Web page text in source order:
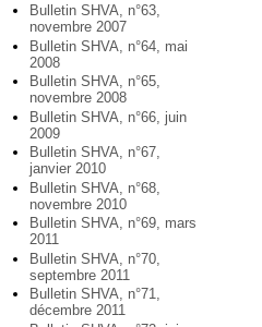
Bulletin SHVA, n°63,
novembre 2007
Bulletin SHVA, n°64, mai
2008
Bulletin SHVA, n°65,
novembre 2008
Bulletin SHVA, n°66, juin
2009
Bulletin SHVA, n°67,
janvier 2010
Bulletin SHVA, n°68,
novembre 2010
Bulletin SHVA, n°69, mars
2011
Bulletin SHVA, n°70,
septembre 2011
Bulletin SHVA, n°71,
décembre 2011